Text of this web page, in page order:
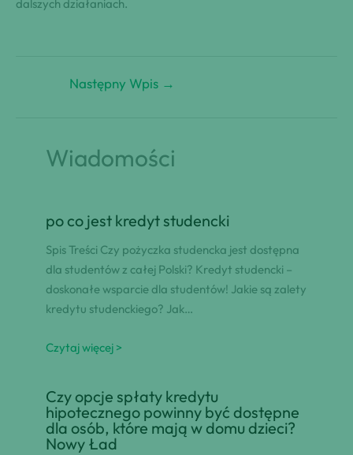
dalszych działaniach.
Następny Wpis →
Wiadomości
po co jest kredyt studencki
Spis Treści Czy pożyczka studencka jest dostępna
dla studentów z całej Polski? Kredyt studencki –
doskonałe wsparcie dla studentów! Jakie są zalety
kredytu studenckiego? Jak…
Czytaj więcej >
Czy opcje spłaty kredytu
hipotecznego powinny być dostępne
dla osób, które mają w domu dzieci?
Nowy Ład